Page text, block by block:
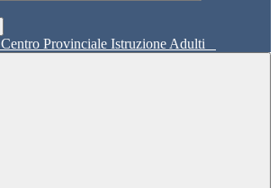
Centro Provinciale Istruzione Adulti